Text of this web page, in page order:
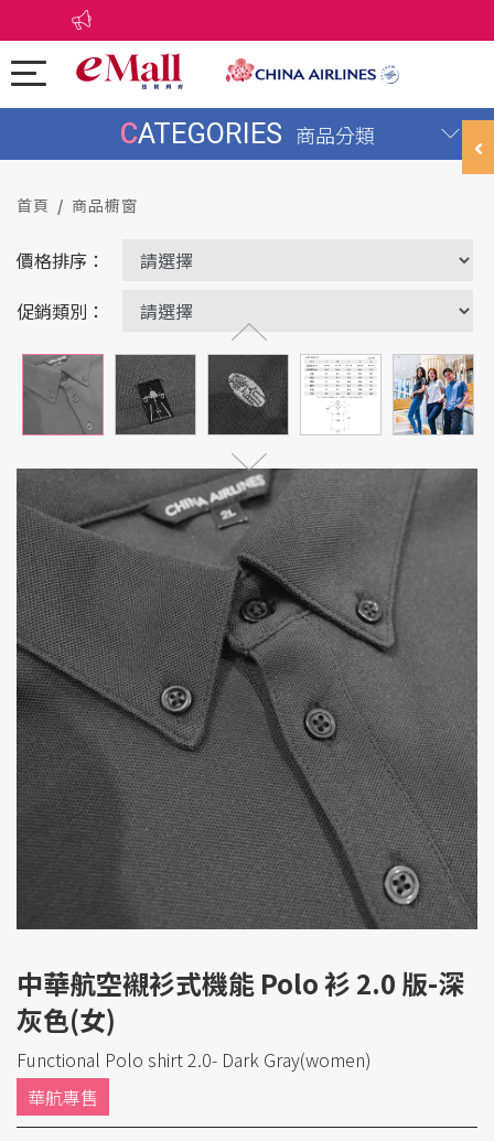
CATEGORIES 商品分類
首頁 商品櫥窗
價格排序：
促銷類別：
中華航空襯衫式機能 Polo 衫 2.0 版-深
灰色(女)
Functional Polo shirt 2.0- Dark Gray(women)
華航專售